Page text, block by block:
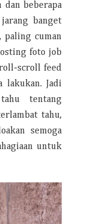
dan beberapa
banget
paling cuman
foto job
scroll feed
Jadi
tentang
tahu,
semoga
untuk